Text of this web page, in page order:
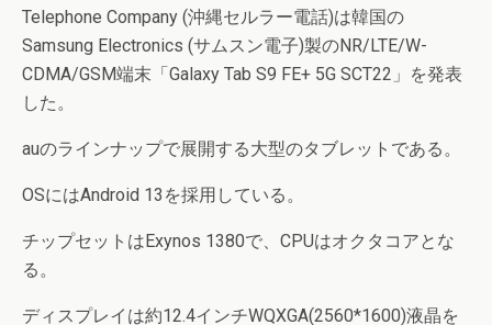
Telephone Company (沖縄セルラー電話)は韓国の
Samsung Electronics (サムスン電子)製のNR/LTE/W-
CDMA/GSM端末「Galaxy Tab S9 FE+ 5G SCT22」を発表
した。
auのラインナップで展開する大型のタブレットである。
OSにはAndroid 13を採用している。
チップセットはExynos 1380で、CPUはオクタコアとな
る。
ディスプレイは約12.4インチWQXGA(2560*1600)液晶を